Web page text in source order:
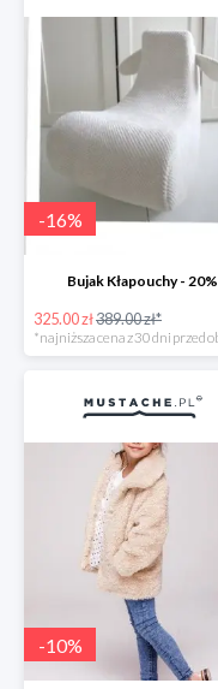
-16%
Bujak Kłapouchy - 20%
325.00 zł389.00 zł*
-10%